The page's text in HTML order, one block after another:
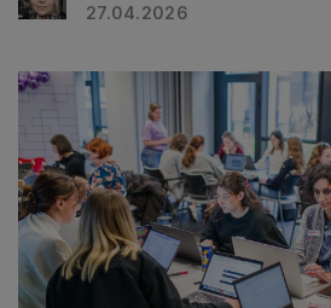
27.04.2026